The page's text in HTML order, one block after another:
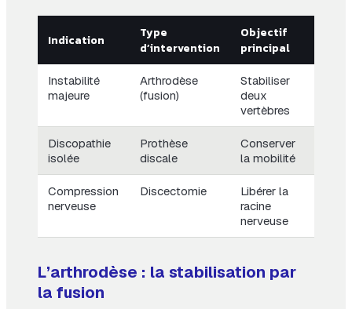
Indication
Type
d’intervention
Objectif
principal
Instabilité
majeure
Arthrodèse
(fusion)
Stabiliser
deux
vertèbres
Discopathie
isolée
Prothèse
discale
Conserver
la mobilité
Compression
nerveuse
Discectomie
Libérer la
racine
nerveuse
L’arthrodèse : la stabilisation par
la fusion